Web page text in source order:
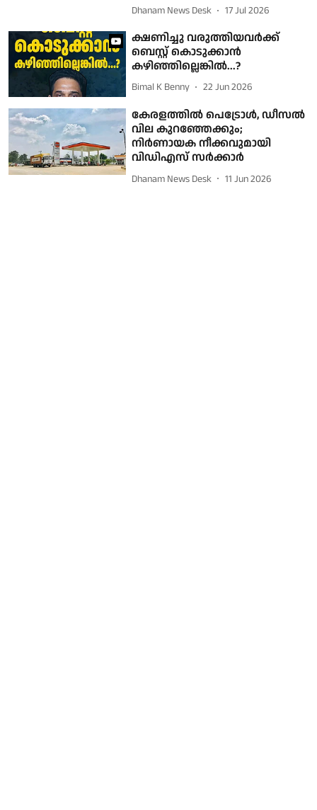
Dhanam News Desk 17 Jul 2026
ക്ഷണിച്ചു വരുത്തിയവര്‍ക്ക്
ബെസ്റ്റ് കൊടുക്കാന്‍
കഴിഞ്ഞില്ലെങ്കില്‍...?
Bimal K Benny 22 Jun 2026
കേരളത്തില്‍ പെട്രോള്‍, ഡീസല്‍
വില കുറഞ്ഞേക്കും;
നിര്‍ണായക നീക്കവുമായി
വിഡിഎസ് സര്‍ക്കാര്‍
Dhanam News Desk 11 Jun 2026